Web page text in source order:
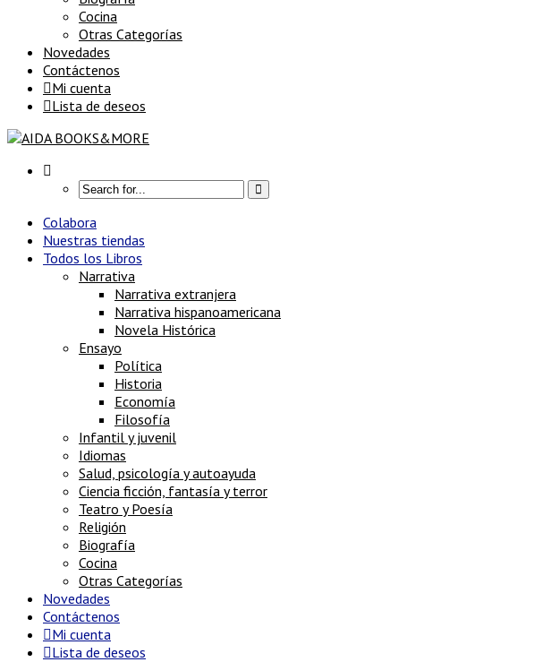
Cocina
Otras Categorías
Novedades
Contáctenos
Mi cuenta
Lista de deseos
Colabora
Nuestras tiendas
Todos los Libros
Narrativa
Narrativa extranjera
Narrativa hispanoamericana
Novela Histórica
Ensayo
Política
Historia
Economía
Filosofía
Infantil y juvenil
Idiomas
Salud, psicología y autoayuda
Ciencia ficción, fantasía y terror
Teatro y Poesía
Religión
Biografía
Cocina
Otras Categorías
Novedades
Contáctenos
Mi cuenta
Lista de deseos